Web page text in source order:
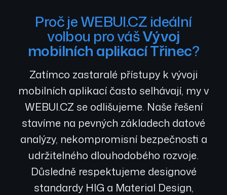
Proč je WEBUI.CZ ideální
volbou pro vášVývoj
mobilních aplikací Třinec?
Zatímco zastaralé přístupy k vývoji
mobilních aplikací často selhávají, my v
WEBUI.CZ se odlišujeme. Naše řešení
stavíme na pevných základech datové
analýzy, nekompromisní bezpečnosti a
udržitelného dlouhodobého rozvoje.
Důsledně respektujeme designové
standardy HIG a Material Design,